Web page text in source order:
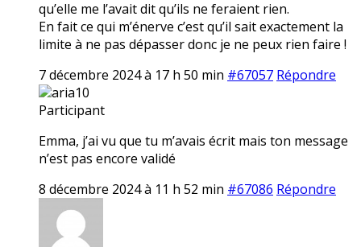
qu’elle me l’avait dit qu’ils ne feraient rien.
En fait ce qui m’énerve c’est qu’il sait exactement la
limite à ne pas dépasser donc je ne peux rien faire !
7 décembre 2024 à 17 h 50 min #67057 Répondre
aria10
Participant
Emma, j’ai vu que tu m’avais écrit mais ton message
n’est pas encore validé
8 décembre 2024 à 11 h 52 min #67086 Répondre